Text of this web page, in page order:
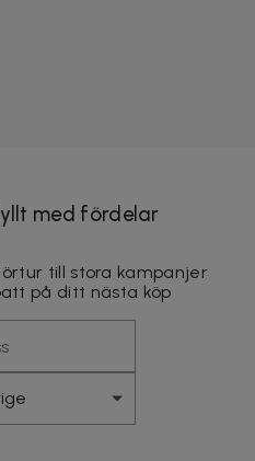
med fördelar
till stora kampanjer
på ditt nästa köp